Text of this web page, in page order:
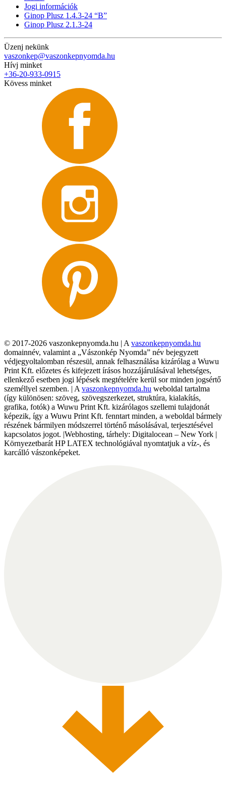
Jogi információk
Ginop Plusz 1.4.3-24 “B”
Ginop Plusz 2.1.3-24
Üzenj nekünk
vaszonkep@vaszonkepnyomda.hu
Hívj minket
+36-20-933-0915
Kövess minket
© 2017-2026 vaszonkepnyomda.hu | A vaszonkepnyomda.hu
domainnév, valamint a „Vászonkép Nyomda” név bejegyzett
védjegyoltalomban részesül, annak felhasználása kizárólag a Wuwu
Print Kft. előzetes és kifejezett írásos hozzájárulásával lehetséges,
ellenkező esetben jogi lépések megtételére kerül sor minden jogsértő
személlyel szemben. | A vaszonkepnyomda.hu weboldal tartalma
(így különösen: szöveg, szövegszerkezet, struktúra, kialakítás,
grafika, fotók) a Wuwu Print Kft. kizárólagos szellemi tulajdonát
képezik, így a Wuwu Print Kft. fenntart minden, a weboldal bármely
részének bármilyen módszerrel történő másolásával, terjesztésével
kapcsolatos jogot. |Webhosting, tárhely: Digitalocean – New York |
Környezetbarát HP LATEX technológiával nyomtatjuk a víz-, és
karcálló vászonképeket.